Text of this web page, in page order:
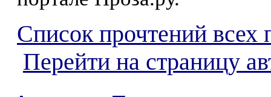
Список прочтений всех
Перейти на страницу